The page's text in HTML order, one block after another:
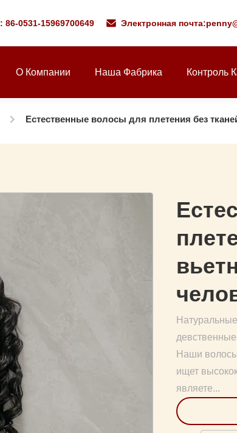
86-0531-15969700649 Электронная почта:
О Компании Наша Фабрика Контроль
Естественные волосы для плетения без
Наши
ищет
являете...